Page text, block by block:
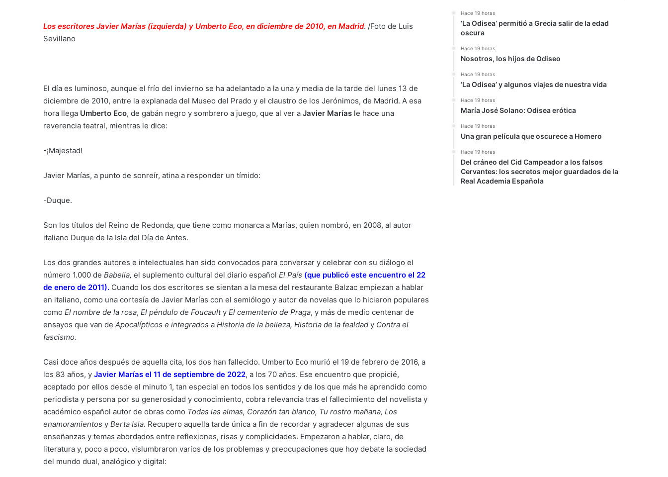
Los escritores Javier Marías (izquierda) y Umberto Eco, en diciembre de 2010, en Madrid. /Foto de Luis
Sevillano
El día es luminoso, aunque el frío del invierno se ha adelantado a la una y media de la tarde del lunes 13 de
diciembre de 2010, entre la explanada del Museo del Prado y el claustro de los Jerónimos, de Madrid. A esa
hora llega Umberto Eco, de gabán negro y sombrero a juego, que al ver a Javier Marías le hace una
reverencia teatral, mientras le dice:
-¡Majestad!
Javier Marías, a punto de sonreír, atina a responder un tímido:
-Duque.
Son los títulos del Reino de Redonda, que tiene como monarca a Marías, quien nombró, en 2008, al autor
italiano Duque de la Isla del Día de Antes.
Los dos grandes autores e intelectuales han sido convocados para conversar y celebrar con su diálogo el
número 1.000 de Babelia, el suplemento cultural del diario español El País (que publicó este encuentro el 22
de enero de 2011). Cuando los dos escritores se sientan a la mesa del restaurante Balzac empiezan a hablar
en italiano, como una cortesía de Javier Marías con el semiólogo y autor de novelas que lo hicieron populares
como El nombre de la rosa, El péndulo de Foucaulty El cementerio de Praga, y más de medio centenar de
ensayos que van de Apocalípticos e integrados a Historia de la belleza, Historia de la fealdad y Contra el
fascismo.
Casi doce años después de aquella cita, los dos han fallecido. Umberto Eco murió el 19 de febrero de 2016, a
los 83 años, y Javier Marías el 11 de septiembre de 2022, a los 70 años. Ese encuentro que propicié,
aceptado por ellos desde el minuto 1, tan especial en todos los sentidos y de los que más he aprendido como
periodista y persona por su generosidad y conocimiento, cobra relevancia tras el fallecimiento del novelista y
académico español autor de obras como Todas las almas, Corazón tan blanco, Tu rostro mañana, Los
enamoramientos y Berta Isla. Recupero aquella tarde única a fin de recordar y agradecer algunas de sus
enseñanzas y temas abordados entre reflexiones, risas y complicidades. Empezaron a hablar, claro, de
literatura y, poco a poco, vislumbraron varios de los problemas y preocupaciones que hoy debate la sociedad
del mundo dual, analógico y digital:
Hace 19 horas
‘La Odisea’ permitió a Grecia salir de la edad
oscura
Hace 19 horas
Nosotros, los hijos de Odiseo
Hace 19 horas
‘La Odisea’ y algunos viajes de nuestra vida
Hace 19 horas
María José Solano: Odisea erótica
Hace 19 horas
Una gran película que oscurece a Homero
Hace 19 horas
Del cráneo del Cid Campeador a los falsos
Cervantes: los secretos mejor guardados de la
Real Academia Española